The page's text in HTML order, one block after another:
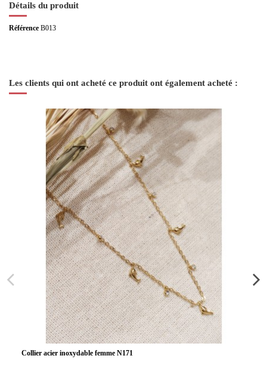
Détails du produit
Référence B013
Les clients qui ont acheté ce produit ont également acheté :
Collier acier inoxydable femme N171